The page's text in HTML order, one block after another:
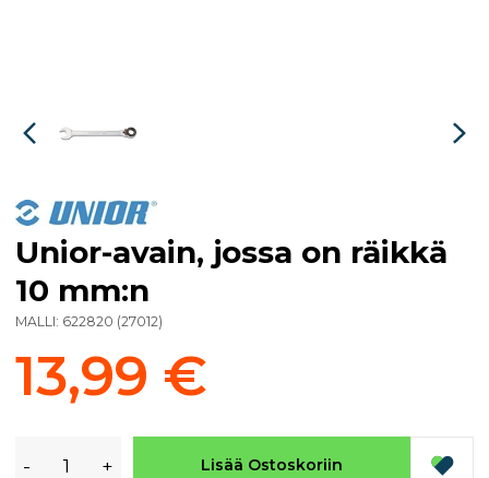
Unior-avain, jossa on räikkä
10 mm:n
MALLI: 622820 (27012)
13,99 €
- + Lisää Ostoskoriin